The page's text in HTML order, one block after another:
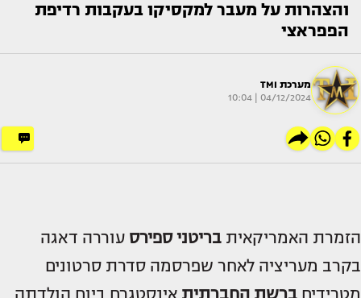
והצהרות על מעבר למקסיקו בעקבות רדיפת
הפפראצי
מערכת TMI
04/12/2024 | 10:04
הזמרת האמריקאית בריטני ספירס עוררה דאגה
בקרב מעריציה לאחר שפרסמה סדרת סרטונים
מטרידים ברשת החברתית אינסטגרם ביום הולדתה